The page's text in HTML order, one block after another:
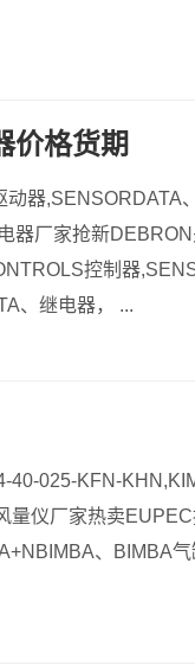
价格货期
器,SENSORDATA
器厂家抢新
控制器
、继电器， ...
40-025-KFN-
量仪厂家热卖
、BIMBA